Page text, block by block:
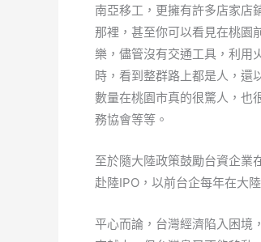
南亞移工，更擁有許多店家店
那裡，甚至你可以看見在桃園
樂，儘管沒有交通工具，利用
時，看到整群路上都是人，還
數量在桃園市真的很驚人，也
務協會等等。
至於隨大陸政策鼓勵台資企業
赴陸IPO，以前台企每年在大
平心而論，台灣經濟陷入困境